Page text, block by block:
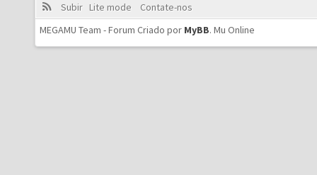
Subir Lite mode
Contate-nos
MEGAMU Team - Forum Criado por MyBB. Mu Online